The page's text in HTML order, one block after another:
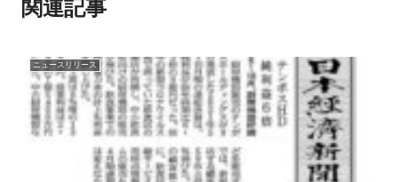
o
関連記事
ニュースリリース